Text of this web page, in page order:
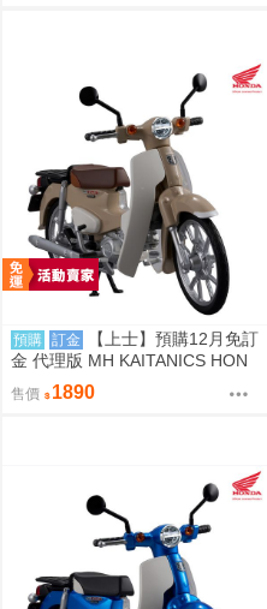
預購 訂金
【上士】預購12月免訂
金 代理版 MH KAITANICS HON
DA Super Cub 110 米色 0914
售價 1890